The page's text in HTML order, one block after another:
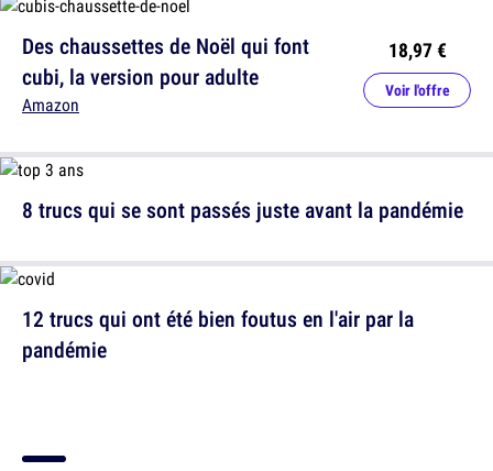
Des chaussettes de Noël qui font
cubi, la version pour adulte
Amazon
18,97 €
Voir l'offre
12 trucs qui ont été bien foutus en l'air par la
pandémie
8 trucs qui se sont passés juste avant la pandémie